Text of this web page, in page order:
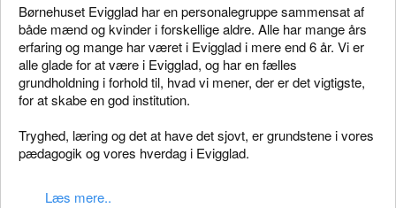
Børnehuset Evigglad har en personalegruppe sammensat af
både mænd og kvinder i forskellige aldre. Alle har mange års
erfaring og mange har været i Evigglad i mere end 6 år. Vi er
alle glade for at være i Evigglad, og har en fælles
grundholdning i forhold til, hvad vi mener, der er det vigtigste,
for at skabe en god institution.
Tryghed, læring og det at have det sjovt, er grundstene i vores
pædagogik og vores hverdag i Evigglad.
Læs mere..